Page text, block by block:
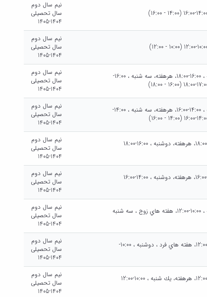
نیم سال دوم
سال تحصیلی
1404-1405
نیم سال دوم
سال تحصیلی
1404-1405
يك شنبه هرهفته، يك شنبه ، 16:00-18:00، هرهفته، سه شنبه ، 16:00-
نیم سال دوم
سال تحصیلی
1404-1405
يك شنبه هرهفته، يك شنبه ، 14:00-16:00، هرهفته، سه شنبه ، 14:00-
نیم سال دوم
سال تحصیلی
1404-1405
شنبه هرهفته، شنبه ، 16:00-18:00، هرهفته، دوشنبه ، 16:00-18:00
نیم سال دوم
سال تحصیلی
1404-1405
شنبه هرهفته، شنبه ، 14:00-16:00، هرهفته، دوشنبه ، 14:00-16:00
نیم سال دوم
سال تحصیلی
1404-1405
يك شنبه هرهفته، يك شنبه ، 10:00-12:00، هفته هاي زوج ، سه شنبه
نیم سال دوم
سال تحصیلی
1404-1405
شنبه هرهفته، شنبه ، 10:00-12:00، هفته هاي فرد ، دوشنبه ، 10:00-
نیم سال دوم
سال تحصیلی
1404-1405
شنبه هرهفته، شنبه ، 10:00-12:00، هرهفته، يك شنبه ، 10:00-12:00
نیم سال دوم
سال تحصیلی
1404-1405